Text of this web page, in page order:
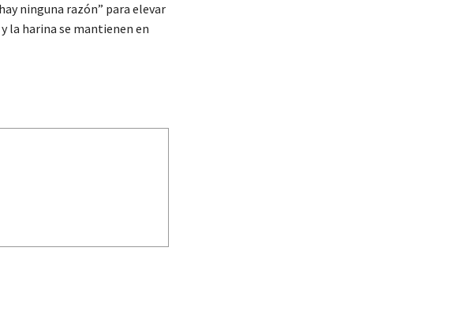
ninguna razón” para elevar
la harina se mantienen en